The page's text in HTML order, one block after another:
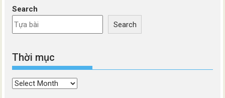
Search
Search
Thời mục
Thời